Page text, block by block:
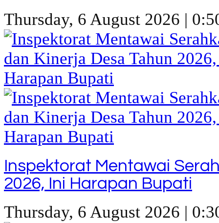
Thursday, 6 August 2026 |
Inspektorat Mentawai
2026, Ini Harapan Bupati
Thursday, 6 August 2026 |